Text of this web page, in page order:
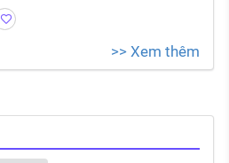
>> Xem thêm